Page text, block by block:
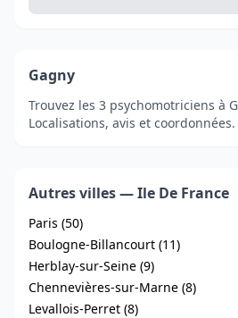
Gagny
Trouvez les 3 psychomotriciens à
Localisations, avis et coordonnées.
Autres villes — Ile De France
Paris (50)
Boulogne-Billancourt (11)
Herblay-sur-Seine (9)
Chennevières-sur-Marne (8)
Levallois-Perret (8)